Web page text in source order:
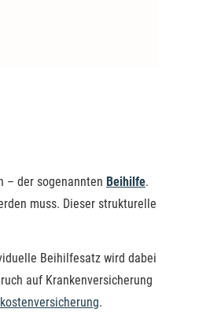
– der sogenannten Beihilfe.
muss. Dieser strukturelle
Beihilfesatz wird dabei
auf Kranken­ver­si­che­rung
.